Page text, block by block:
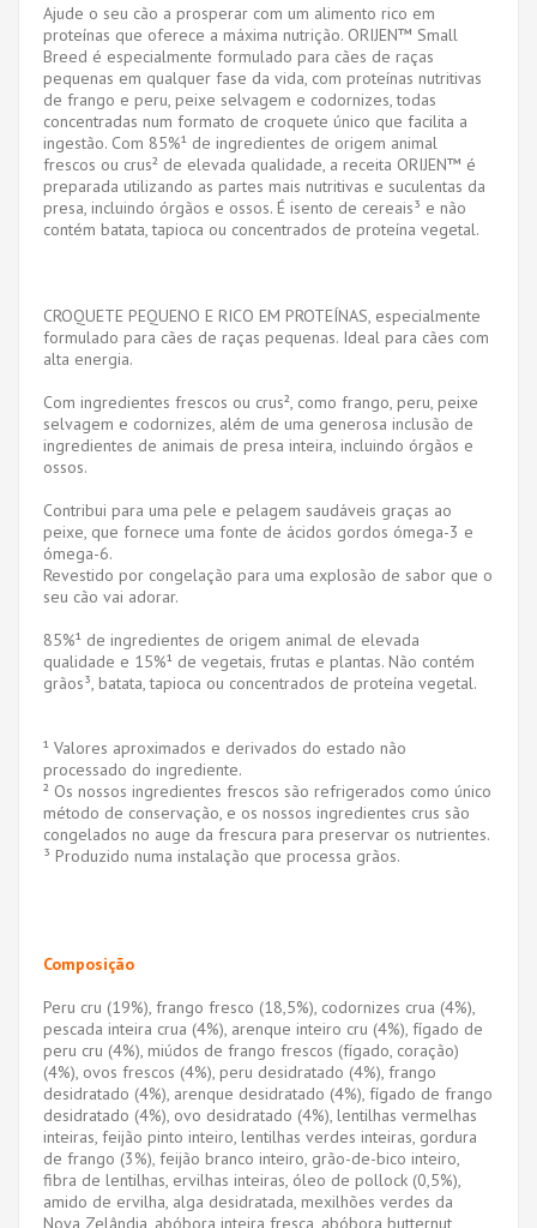
Ajude o seu cão a prosperar com um alimento rico em
proteínas que oferece a máxima nutrição. ORIJEN™ Small
Breed é especialmente formulado para cães de raças
pequenas em qualquer fase da vida, com proteínas nutritivas
de frango e peru, peixe selvagem e codornizes, todas
concentradas num formato de croquete único que facilita a
ingestão. Com 85%¹ de ingredientes de origem animal
frescos ou crus² de elevada qualidade, a receita ORIJEN™ é
preparada utilizando as partes mais nutritivas e suculentas da
presa, incluindo órgãos e ossos. É isento de cereais³ e não
contém batata, tapioca ou concentrados de proteína vegetal.
CROQUETE PEQUENO E RICO EM PROTEÍNAS, especialmente
formulado para cães de raças pequenas. Ideal para cães com
alta energia.
Com ingredientes frescos ou crus², como frango, peru, peixe
selvagem e codornizes, além de uma generosa inclusão de
ingredientes de animais de presa inteira, incluindo órgãos e
ossos.
Contribui para uma pele e pelagem saudáveis ​​graças ao
peixe, que fornece uma fonte de ácidos gordos ómega-3 e
ómega-6.
Revestido por congelação para uma explosão de sabor que o
seu cão vai adorar.
85%¹ de ingredientes de origem animal de elevada
qualidade e 15%¹ de vegetais, frutas e plantas. Não contém
grãos³, batata, tapioca ou concentrados de proteína vegetal.
¹ Valores aproximados e derivados do estado não
processado do ingrediente.
² Os nossos ingredientes frescos são refrigerados como único
método de conservação, e os nossos ingredientes crus são
congelados no auge da frescura para preservar os nutrientes.
³ Produzido numa instalação que processa grãos.
Composição
Peru cru (19%), frango fresco (18,5%), codornizes crua (4%),
pescada inteira crua (4%), arenque inteiro cru (4%), fígado de
peru cru (4%), miúdos de frango frescos (fígado, coração)
(4%), ovos frescos (4%), peru desidratado (4%), frango
desidratado (4%), arenque desidratado (4%), fígado de frango
desidratado (4%), ovo desidratado (4%), lentilhas vermelhas
inteiras, feijão pinto inteiro, lentilhas verdes inteiras, gordura
de frango (3%), feijão branco inteiro, grão-de-bico inteiro,
fibra de lentilhas, ervilhas inteiras, óleo de pollock (0,5%),
amido de ervilha, alga desidratada, mexilhões verdes da
Nova Zelândia, abóbora inteira fresca, abóbora butternut